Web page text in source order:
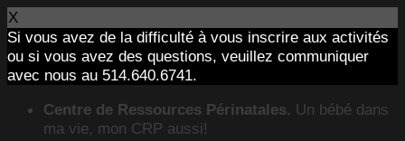
X
Si vous avez de la difficulté à vous inscrire aux activités
ou si vous avez des questions, veuillez communiquer
avec nous au 514.640.6741.
contenu
Centre de Ressources Périnatales. Un bébé dans
ma vie, mon CRP aussi!